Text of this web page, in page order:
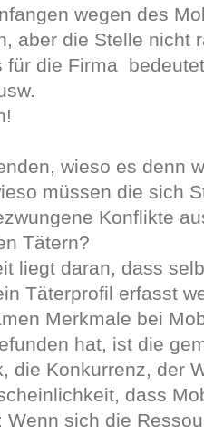
wegen des
aber die Stelle nicht
für die Firma
wieso es denn
müssen die sich
Konflikte
Tätern?
liegt daran, dass
Täterprofil erfasst
Merkmale bei
hat, ist die
die Konkurrenz, der
dass
Wenn sich die